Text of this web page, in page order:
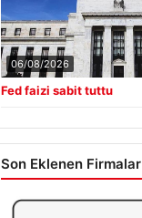
06/08/2026
Fed faizi sabit tuttu
Son Eklenen Firmalar